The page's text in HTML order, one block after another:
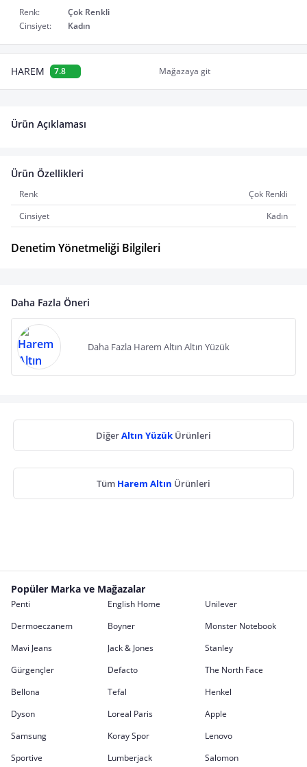
Renk:
Çok Renkli
Cinsiyet:
Kadın
HAREM 7.8 Mağazaya git
Ürün Açıklaması
Ürün Özellikleri
Renk
Çok Renkli
Cinsiyet
Kadın
Denetim Yönetmeliği Bilgileri
Daha Fazla Öneri
Daha Fazla Harem Altın Altın Yüzük
DiğerAltın Yüzük Ürünleri
Tüm Harem Altın Ürünleri
Popüler Marka ve Mağazalar
Penti English Home
Unilever
Dermoeczanem
Boyner
Monster Notebook
Mavi Jeans
Jack & Jones
Stanley
Gürgençler
Defacto
The North Face
Bellona
Tefal
Henkel
Dyson
Loreal Paris
Apple
Samsung
Koray Spor
Lenovo
Sportive
Lumberjack Salomon